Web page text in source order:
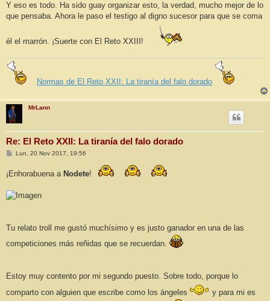
Y eso es todo. Ha sido guay organizar esto, la verdad, mucho mejor de lo
que pensaba. Ahora le paso el testigo al digno sucesor para que se coma
él el marrón. ¡Suerte con El Reto XXIII!
Normas de El Reto XXII: La tiranía del falo dorado
MrLann
Re: El Reto XXII: La tiranía del falo dorado
M
s
e
Lun, 20 Nov 2017, 19:56
¡Enhorabuena a Nodete!
Tu relato troll me gustó muchísimo y es justo ganador en una de las
competiciones más reñidas que se recuerdan.
Estoy muy contento por mi segundo puesto. Sobre todo, porque lo
comparto con alguien que escribe como los ángeles
y para mi es